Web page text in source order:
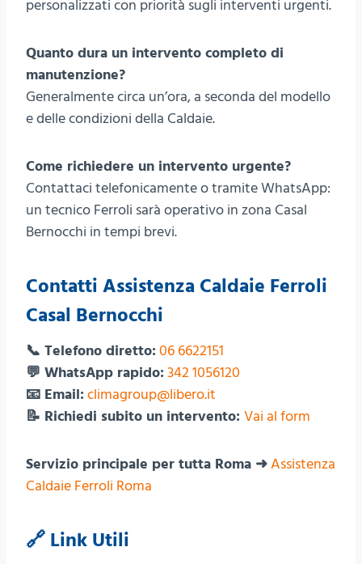
personalizzati con priorità sugli interventi urgenti.
Quanto dura un intervento completo di
manutenzione?
Generalmente circa un’ora, a seconda del modello
e delle condizioni della Caldaie.
Come richiedere un intervento urgente?
Contattaci telefonicamente o tramite WhatsApp:
un tecnico Ferroli sarà operativo in zona Casal
Bernocchi in tempi brevi.
Contatti Assistenza Caldaie Ferroli
Casal Bernocchi
📞 Telefono diretto: 06 6622151
💬 WhatsApp rapido: 342 1056120
📧 Email: climagroup@libero.it
📝 Richiedi subito un intervento: Vai al form
Servizio principale per tutta Roma ➜Assistenza
Caldaie Ferroli Roma
🔗 Link Utili